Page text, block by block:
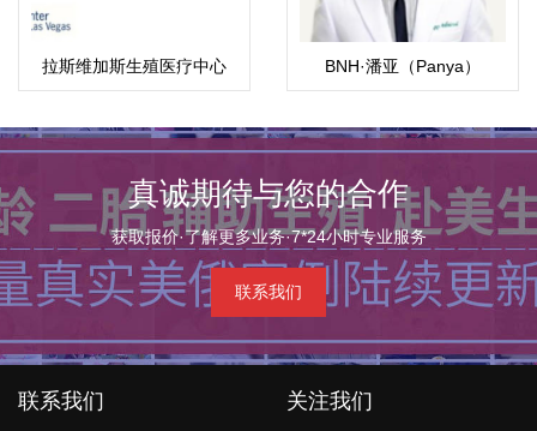
拉斯维加斯生殖医疗中心 BNH·潘亚（Panya）
真诚期待与您的合作
获取报价·了解更多业务·7*24小时专业服务
联系我们
联系我们 关注我们